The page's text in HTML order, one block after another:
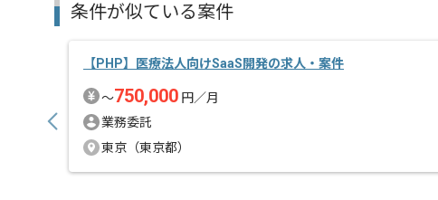
フルリモートでの作業が可能です。
条件が似ている案件
【PHP】医療法人向けSaaS開発の求人・案件
〜750,000 円／月
業務委託
東京（東京都）